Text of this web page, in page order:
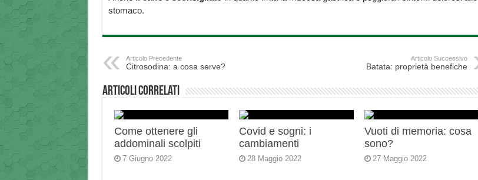
stomaco.
Articolo Precedente
Citrosodina: a cosa serve?
Articolo Successivo
Batata: proprietà benefiche
Articoli correlati
Come ottenere gli
addominali scolpiti
7 Giugno 2022
Covid e sogni: i
cambiamenti
28 Maggio 2022
Vuoti di memoria: cosa
sono?
27 Maggio 2022